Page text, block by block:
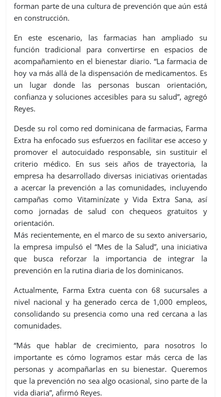
forman parte de una cultura de prevención que aún está
en construcción.
En este escenario, las farmacias han ampliado su
función tradicional para convertirse en espacios de
acompañamiento en el bienestar diario. “La farmacia de
hoy va más allá de la dispensación de medicamentos. Es
un lugar donde las personas buscan orientación,
confianza y soluciones accesibles para su salud”, agregó
Reyes.
Desde su rol como red dominicana de farmacias, Farma
Extra ha enfocado sus esfuerzos en facilitar ese acceso y
promover el autocuidado responsable, sin sustituir el
criterio médico. En sus seis años de trayectoria, la
empresa ha desarrollado diversas iniciativas orientadas
a acercar la prevención a las comunidades, incluyendo
campañas como Vitaminízate y Vida Extra Sana, así
como jornadas de salud con chequeos gratuitos y
orientación.
Más recientemente, en el marco de su sexto aniversario,
la empresa impulsó el “Mes de la Salud”, una iniciativa
que busca reforzar la importancia de integrar la
prevención en la rutina diaria de los dominicanos.
Actualmente, Farma Extra cuenta con 68 sucursales a
nivel nacional y ha generado cerca de 1,000 empleos,
consolidando su presencia como una red cercana a las
comunidades.
“Más que hablar de crecimiento, para nosotros lo
importante es cómo logramos estar más cerca de las
personas y acompañarlas en su bienestar. Queremos
que la prevención no sea algo ocasional, sino parte de la
vida diaria”, afirmó Reyes.